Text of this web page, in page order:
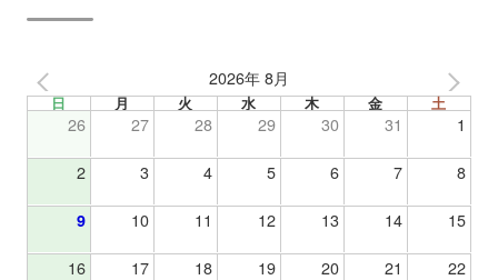
2026年 8月
日 月 火 水 木 金 土
26 27 28 29 30 31 1
2 3 4 5 6 7 8
9 10 11 12 13 14 15
16 17 18 19 20 21 22